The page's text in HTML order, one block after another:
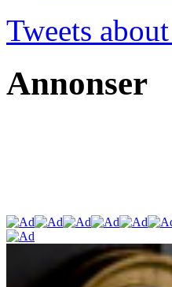
Tweets
Annonser